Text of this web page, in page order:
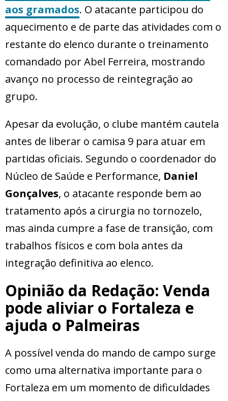
aos gramados. O atacante participou do
aquecimento e de parte das atividades com o
restante do elenco durante o treinamento
comandado por Abel Ferreira, mostrando
avanço no processo de reintegração ao
grupo.
Apesar da evolução, o clube mantém cautela
antes de liberar o camisa 9 para atuar em
partidas oficiais. Segundo o coordenador do
Núcleo de Saúde e Performance, Daniel
Gonçalves, o atacante responde bem ao
tratamento após a cirurgia no tornozelo,
mas ainda cumpre a fase de transição, com
trabalhos físicos e com bola antes da
integração definitiva ao elenco.
Opinião da Redação: Venda
pode aliviar o Fortaleza e
ajuda o Palmeiras
A possível venda do mando de campo surge
como uma alternativa importante para o
Fortaleza em um momento de dificuldades